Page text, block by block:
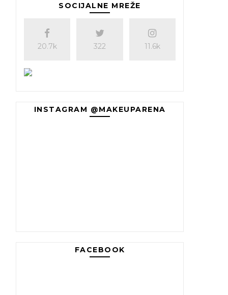
SOCIJALNE MREŽE
20.7k 322 11.6k
INSTAGRAM @MAKEUPARENA
FACEBOOK